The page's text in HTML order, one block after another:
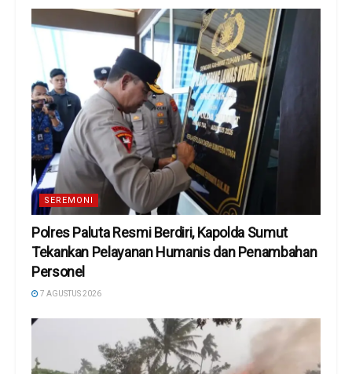
SEREMONI
Polres Paluta Resmi Berdiri, Kapolda Sumut
Tekankan Pelayanan Humanis dan Penambahan
Personel
7 AGUSTUS 2026